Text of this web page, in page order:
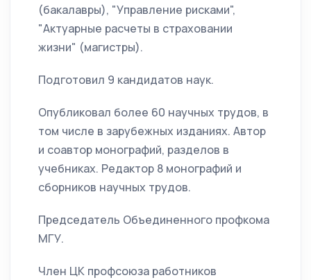
(бакалавры), "Управление рисками",
"Актуарные расчеты в страховании
жизни" (магистры).
Подготовил 9 кандидатов наук.
Опубликовал более 60 научных трудов, в
том числе в зарубежных изданиях. Автор
и соавтор монографий, разделов в
учебниках. Редактор 8 монографий и
сборников научных трудов.
Председатель Объединенного профкома
МГУ.
Член ЦК профсоюза работников